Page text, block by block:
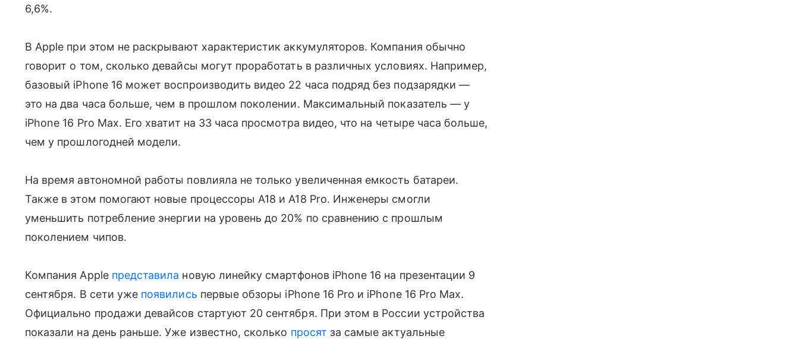
6,6%.
В Apple при этом не раскрывают характеристик аккумуляторов. Компания обычно
говорит о том, сколько девайсы могут проработать в различных условиях. Например,
базовый iPhone 16 может воспроизводить видео 22 часа подряд без подзарядки —
это на два часа больше, чем в прошлом поколении. Максимальный показатель — у
iPhone 16 Pro Max. Его хватит на 33 часа просмотра видео, что на четыре часа больше,
чем у прошлогодней модели.
На время автономной работы повлияла не только увеличенная емкость батареи.
Также в этом помогают новые процессоры A18 и A18 Pro. Инженеры смогли
уменьшить потребление энергии на уровень до 20% по сравнению с прошлым
поколением чипов.
Компания Apple представила новую линейку смартфонов iPhone 16 на презентации 9
сентября. В сети уже появились первые обзоры iPhone 16 Pro и iPhone 16 Pro Max.
Официально продажи девайсов стартуют 20 сентября. При этом в России устройства
показали на день раньше. Уже известно, сколько просят за самые актуальные